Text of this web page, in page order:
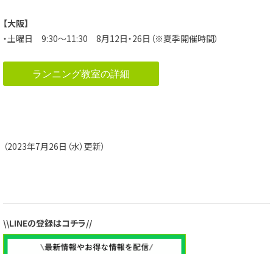
【大阪】
・土曜日 9:30～11:30 8月12日・26日（※夏季開催時間）
ランニング教室の詳細
（2023年7月26日（水）更新）
\\LINEの登録はコチラ//